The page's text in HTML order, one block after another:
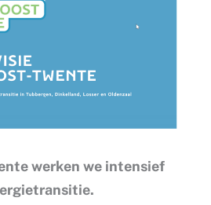
werken we intensief